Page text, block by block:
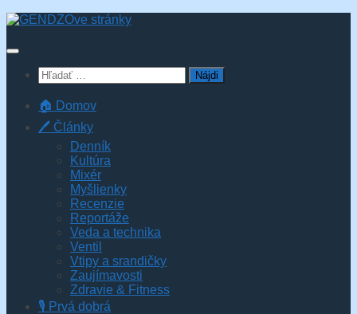
Skip
content
Hľadať:
🏠 Domov
🖊️ Články
Denník
Kultúra
Mixér
Myšlienky
Recenzie
Reportáže
Veda a technika
Ventil
Vtipy a srandičky
Zaujímavosti
Zdravie & Fitness
🎙️ Prvá dobrá